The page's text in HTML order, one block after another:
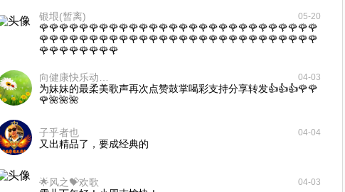
银垠(暂离) 05-20
🌹🌹🌹🌹🌹🌹🌹🌹🌹🌹🌹🌹🌹🌹🌹🌹🌹🌹🌹🌹🌹🌹🌹🌹🌹🌹🌹🌹
🌹🌹🌹🌹🌹🌹🌹🌹🌹🌹🌹🌹🌹🌹🌹🌹🌹🌹🌹🌹🌹🌹🌹🌹🌹🌹🌹🌹
🌹🌹🌹🌹🌹🌹🌹🌹
04-03
为妹妹的最柔美歌声再次点赞鼓掌喝彩支持分享转发👍👍👍🌹🌹
🌹🌺🌺🌺
子乎者也 04-04
又出精品了，要成经典的
🌟风之💝欢歌 04-03